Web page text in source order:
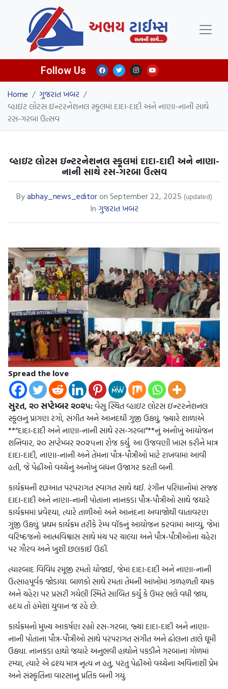
Follow Us
Home / ગુજરાત ખબર /
વ્હાઇટ લોટસ ઇન્ટરનેશનલ સ્કૂલમાં દાદા-દાદી અને નાણા-નાની સાથે
રસ-ગરબા ઉત્સવ
વ્હાઇટ લોટસ ઇન્ટરનેશનલ સ્કૂલમાં દાદા-દાદી અને નાણા-
નાની સાથે રસ-ગરબા ઉત્સવ
Byabhay_news_editoron September 22, 2025 (updated)
In ગુજરાત ખબર
Spread the love
સુરત, ૨૦ સપ્ટેમ્બર ૨૦૨૫:વેસુ સ્થિત વ્હાઇટ લોટસ ઇન્ટરનેશનલ
સ્કૂલનું પ્રાંગણ રંગો, સંગીત અને આનંદથી ગુંજી ઉઠ્યું, જ્યારે શાળાએ
**“દાદા-દાદી અને નાણા-નાની સાથે રસ-ગરબા”**નું અનોખું આયોજન
શનિવાર, ૨૦ સપ્ટેમ્બર ૨૦૨૫ના રોજ કર્યું. આ ઉજવણી ખાસ કરીને માત્ર
દાદા-દાદી, નાણા-નાની અને તેમના પૌત્ર-પૌત્રીઓ માટે રાખવામાં આવી
હતી, જે પેઢીઓ વચ્ચેનું અનોખું બંધન ઉજાગર કરતી બની.
કાર્યક્રમની શરૂઆત પરંપરાગત સ્વાગત સાથે થઈ. રંગીન પરિધાનોમાં સજ્જ
દાદા-દાદી અને નાણા-નાની પોતાના નાનકડા પૌત્ર-પૌત્રીઓ સાથે જયારે
કાર્યક્રમમાં પ્રવેશ્યા, ત્યારે તાળીઓ અને આનંદના અવાજોથી વાતાવરણ
ગુંજી ઉઠ્યું. પ્રથમ કાર્યક્રમ તરીકે રેમ્પ વૉકનું આયોજન કરવામાં આવ્યું, જેમાં
વરિષ્ઠજનો આત્મવિશ્વાસ સાથે મંચ પર ચાલ્યા અને પૌત્ર-પૌત્રીઓના ચહેરા
પર ગૌરવ અને ખુશી છલકાઈ ઉઠી.
ત્યારબાદ વિવિધ રમૂજી રમતો યોજાઈ, જેમાં દાદા-દાદી અને નાણા-નાની
ઉત્સાહપૂર્વક જોડાયા. બાળકો સાથે રમતા તેમની આંખોમાં ઝળહળતી ચમક
અને ચહેરા પર પ્રસરી ગયેલી સ્મિતે સાબિત કર્યું કે ઉમર ભલે વધી જાય,
હૃદય તો હંમેશાં યુવાન જ રહે છે.
કાર્યક્રમનો મુખ્ય આકર્ષણ રહ્યો રસ-ગરબા, જ્યાં દાદા-દાદી અને નાણા-
નાની પોતાના પૌત્ર-પૌત્રીઓ સાથે પરંપરાગત સંગીત અને ઢોલના તાલે ઘૂમી
ઉઠ્યા. નાનકડા હાથો જયારે અનુભવી હાથોને પકડીને ગરબાના ગોળમાં
રમ્યા, ત્યારે એ દ્રશ્ય માત્ર નૃત્ય ન હતું, પરંતુ પેઢીઓ વચ્ચેના અવિનાશી પ્રેમ
અને સંસ્કૃતિના વારસાનું પ્રતિક બની ગયું.